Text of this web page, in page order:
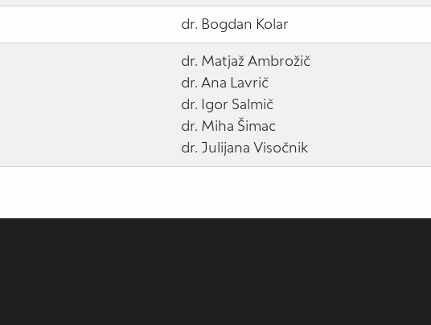
dr. Bogdan Kolar
dr. Matjaž Ambrožič
dr. Ana Lavrič
dr. Igor Salmič
dr. Miha Šimac
dr. Julijana Visočnik